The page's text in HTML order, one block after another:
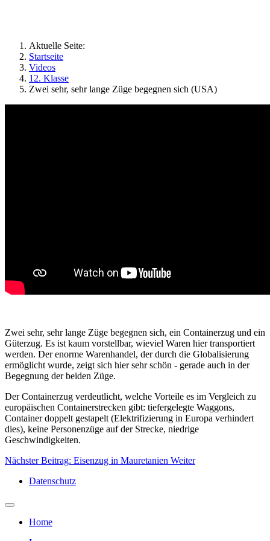
Aktuelle Seite:
Startseite
Videos
12. Klasse
Zwei sehr, sehr lange Züge begegnen sich (USA)
Zwei sehr, sehr lange Züge begegnen sich, ein Containerzug und ein
Güterzug. Es ist kaum vorstellbar, wieviel Waren hier transportiert
werden. Der enorme Warenhandel, der durch die Globalisierung
ermöglicht wurde, zeigt sich hier sehr schön - gerade auch in der
Begegnung der beiden Züge.
Der Containerzug verdeutlicht, welche Vorteile es im Vergleich zu
europäischen Containerstrecken gibt: tiefergelegte Waggons,
Container doppelt gestapelt (Elektrifizierung in Europa verhindert
dies), keine Personenzüge auf der Strecke, niedrige
Geschwindigkeiten.
Nächster Beitrag: Eisenzug in Mauretanien Weiter
Datenschutz
Home